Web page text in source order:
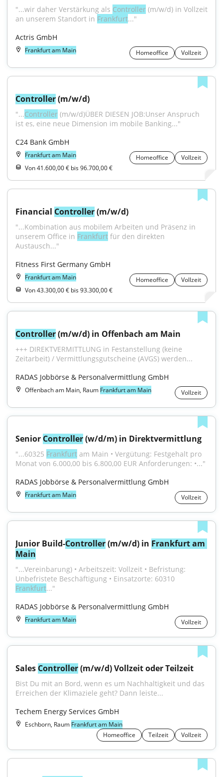
"...wir daher Verstärkung als Controller (m/w/d) in Vollzeit
an unserem Standort in Frankfurt..."
Actris GmbH
Frankfurt am Main Homeoffice Vollzeit
Controller (m/w/d)
"...Controller (m/w/d)ÜBER DIESEN JOB:Unser Anspruch
ist es, eine neue Dimension im mobile Banking..."
C24 Bank GmbH
Frankfurt am Main Homeoffice
Vollzeit
Von 41.600,00 € bis 96.700,00 €
Financial Controller (m/w/d)
"...Kombination aus mobilem Arbeiten und Präsenz in
unserem Office in Frankfurt für den direkten
Austausch..."
Fitness First Germany GmbH
Frankfurt am Main Homeoffice
Vollzeit
Von 43.300,00 € bis 93.300,00 €
Controller (m/w/d) in Offenbach am Main
+++ DIREKTVERMITTLUNG in Festanstellung (keine
Zeitarbeit) / Vermittlungsgutscheine (AVGS) werden...
RADAS Jobbörse & Personalvermittlung GmbH
Offenbach am Main, Raum Frankfurt am Main Vollzeit
Senior Controller (w/d/m) in Direktvermittlung
"...60325 Frankfurt am Main • Vergütung: Festgehalt pro
Monat von 6.000,00 bis 6.800,00 EUR Anforderungen: •..."
RADAS Jobbörse & Personalvermittlung GmbH
Frankfurt am Main Vollzeit
Junior Build-Controller (m/w/d) in Frankfurt am
Main
"...Vereinbarung) • Arbeitszeit: Vollzeit • Befristung:
Frankfurt..."
RADAS Jobbörse & Personalvermittlung GmbH
Frankfurt am Main Vollzeit
Sales Controller (m/w/d) Vollzeit oder Teilzeit
Bist Du mit an Bord, wenn es um Nachhaltigkeit und das
Erreichen der Klimaziele geht? Dann leiste...
Techem Energy Services GmbH
Eschborn, Raum Frankfurt am Main
Homeoffice
Teilzeit Vollzeit